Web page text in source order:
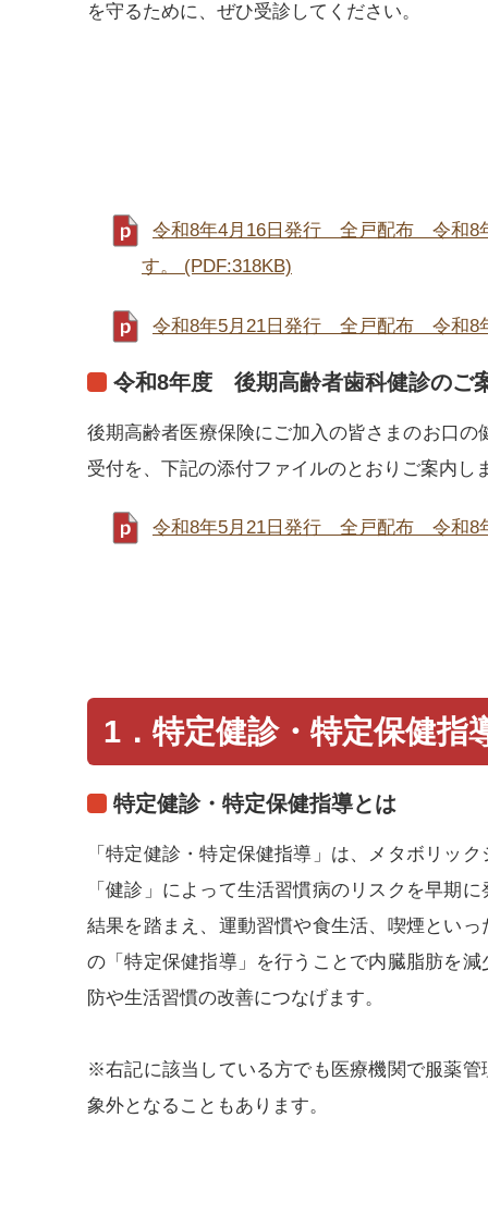
を守るために、ぜひ受診してください。
令和8年4月16日発行 全戸配布 令和8
す。 (PDF:318KB)
令和8年5月21日発行 全戸配布 令和8
令和8年度 後期高齢者歯科健診のご
後期高齢者医療保険にご加入の皆さまのお口
受付を、下記の添付ファイルのとおりご案内
令和8年5月21日発行 全戸配布 令和8
1．特定健診・特定保健指
特定健診・特定保健指導とは
「特定健診・特定保健指導」は、メタボリッ
「健診」によって生活習慣病のリスクを早期
結果を踏まえ、運動習慣や食生活、喫煙とい
の「特定保健指導」を行うことで内臓脂肪を
防や生活習慣の改善につなげます。
※右記に該当している方でも医療機関で服薬管
象外となることもあります。